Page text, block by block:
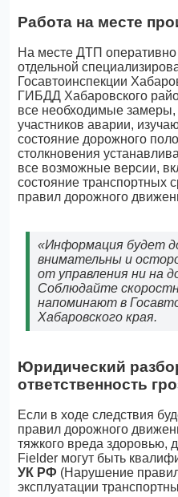
Работа на месте
На месте ДТП
отдельной
Госавтоинспекции
ГИБДД Хабаровского
все необходимые
участников аварии,
состояние дорожного
столкновения
все возможные версии,
состояние транспортных
правил дорожного
«Информация будет
внимательны и
от управления ни на
Соблюдайте
напоминают в
Хабаровского края.
Юридический
ответственность
Если в ходе следствия
правил дорожного
тяжкого вреда здоровью,
Fielder могут быть
УК РФ (Нарушение
эксплуатации